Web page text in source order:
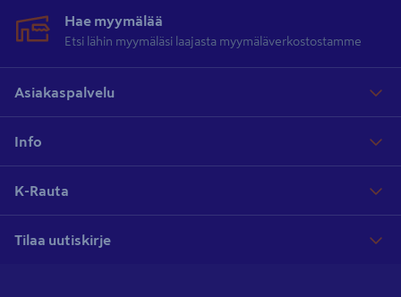
Hae myymälää
Etsi lähin myymäläsi laajasta myymäläverkostostamme
Asiakaspalvelu
Info
K-Rauta
Tilaa uutiskirje